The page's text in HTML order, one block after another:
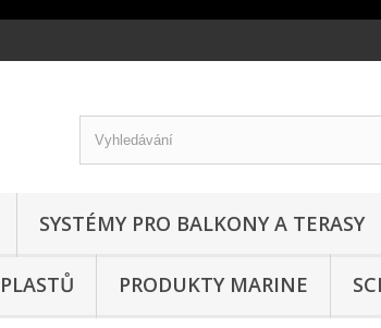
SYSTÉMY PRO BALKONY A TERASY
PRODUKTY MARINE